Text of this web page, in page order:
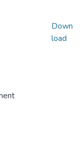
Down
load